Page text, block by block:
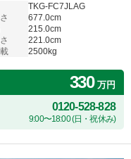
TKG-FC7JLAG
677.0cm
215.0cm
221.0cm
2500kg
330万円
0120-528-828
9:00〜18:00 (日・祝休み)